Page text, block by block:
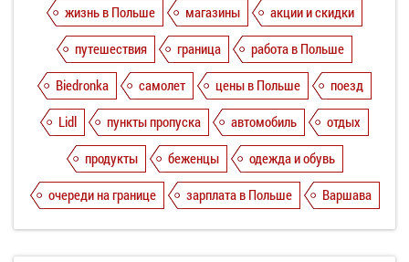
жизнь в Польше магазины
акции и скидки
путешествия
граница
работа в Польше
Biedronka
самолет цены в Польше
поезд
Lidl
пункты пропуска автомобиль
отдых
продукты
беженцы
одежда и обувь
очереди на границе
зарплата в Польше Варшава